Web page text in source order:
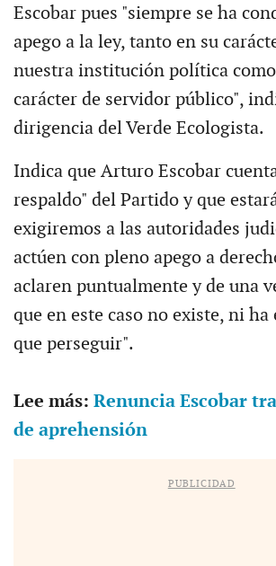
Escobar pues "siempre se ha
apego a la ley, tanto en su
nuestra institución política
carácter de servidor público",
dirigencia del Verde Ecologista.
Indica que Arturo Escobar
respaldo" del Partido y que
exigiremos a las autoridades
actúen con pleno apego a
aclaren puntualmente y de una
que en este caso no existe, ni
que perseguir".
Lee más: Renuncia Escobar
de aprehensión
PUBLICIDAD